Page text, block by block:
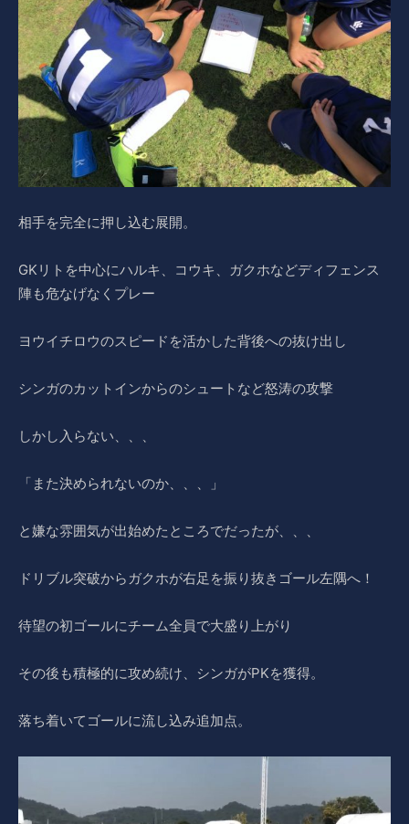
相手を完全に押し込む展開。
GKリトを中心にハルキ、コウキ、ガクホなどディフェンス
陣も危なげなくプレー
ヨウイチロウのスピードを活かした背後への抜け出し
シンガのカットインからのシュートなど怒涛の攻撃
しかし入らない、、、
「また決められないのか、、、」
と嫌な雰囲気が出始めたところでだったが、、、
ドリブル突破からガクホが右足を振り抜きゴール左隅へ！
待望の初ゴールにチーム全員で大盛り上がり
その後も積極的に攻め続け、シンガがPKを獲得。
落ち着いてゴールに流し込み追加点。